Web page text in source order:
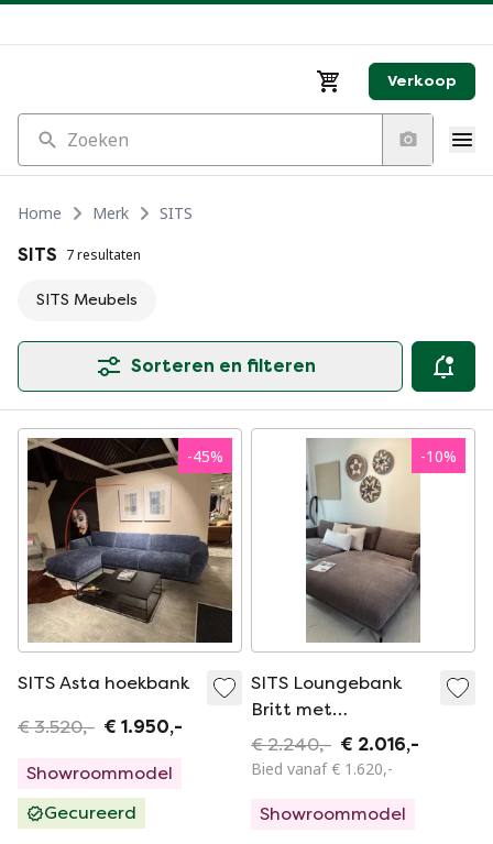
Verkoop
Zoeken
Home Merk
SITS
SITS 7 resultaten
SITS Meubels
Sorteren en filteren
-45%
SITS Asta hoekbank
€ 3.520,- € 1.950,-
Showroommodel
Gecureerd
-10%
SITS Loungebank
Britt met
donsvulling, brede
divan en zachte
€ 2.240,- € 2.016,-
Bied vanaf € 1.620,-
Showroommodel